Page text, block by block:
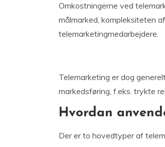
Omkostningerne ved
målmarked, kompleksiteten
telemarketingmedarbejdere.
Telemarketing er dog
markedsføring, f.eks. trykte
Hvordan
Der er to hovedtyper af